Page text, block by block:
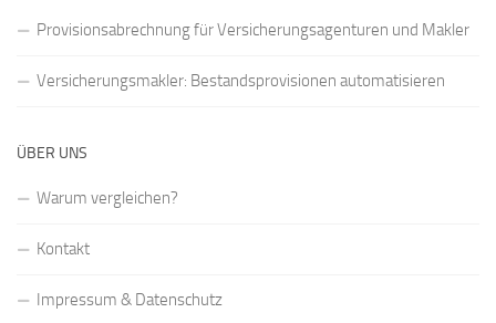
Provisionsabrechnung für Versicherungsagenturen und Makler
Versicherungsmakler: Bestandsprovisionen automatisieren
ÜBER UNS
Warum vergleichen?
Kontakt
Impressum & Datenschutz